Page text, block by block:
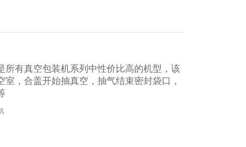
有真空包装机系列中性价比高的机型，该
，合盖开始抽真空，抽气结束密封袋口，